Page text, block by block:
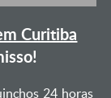
Curitiba
24 horas